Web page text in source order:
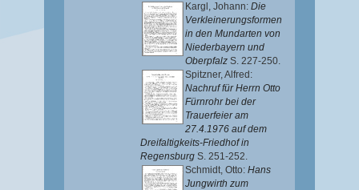
Kargl, Johann: Die
Verkleinerungsformen
in den Mundarten von
Niederbayern und
Oberpfalz S. 227-250.
Spitzner, Alfred :
Nachruf für Herrn Otto
Fürnrohr bei der
Trauerfeier am
27.4.1976 auf dem
Dreifaltigkeits-Friedhof in
Regensburg S. 251-252.
Schmidt, Otto: Hans
Jungwirth zum